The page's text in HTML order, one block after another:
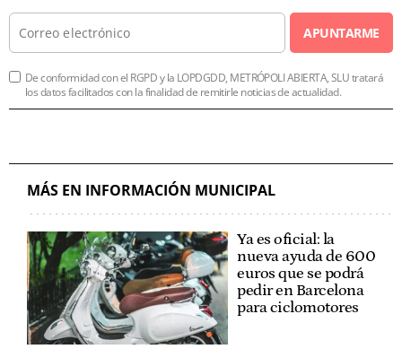
APUNTARME
De conformidad con el RGPD y la LOPDGDD, METRÓPOLI ABIERTA, SLU tratará
los datos facilitados con la finalidad de remitirle noticias de actualidad.
MÁS EN INFORMACIÓN MUNICIPAL
Ya es oficial: la
nueva ayuda de 600
euros que se podrá
pedir en Barcelona
para ciclomotores